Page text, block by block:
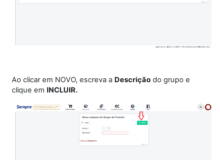
Ao clicar em NOVO, escreva a Descrição do grupo e
clique em INCLUIR.